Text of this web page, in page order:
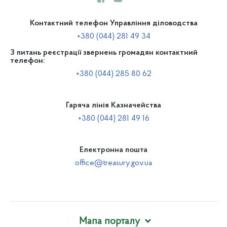
Контактний телефон Управління діловодства
+380 (044) 281 49 34
З питань реєстрації звернень громадян контактний
телефон:
+380 (044) 285 80 62
Гаряча лінія Казначейства
+380 (044) 281 49 16
Електронна пошта
office@treasury.gov.ua
Мапа порталу